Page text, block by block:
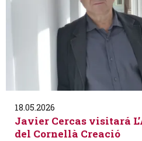
18.05.2026
Javier Cercas visitará
del Cornellà Creació